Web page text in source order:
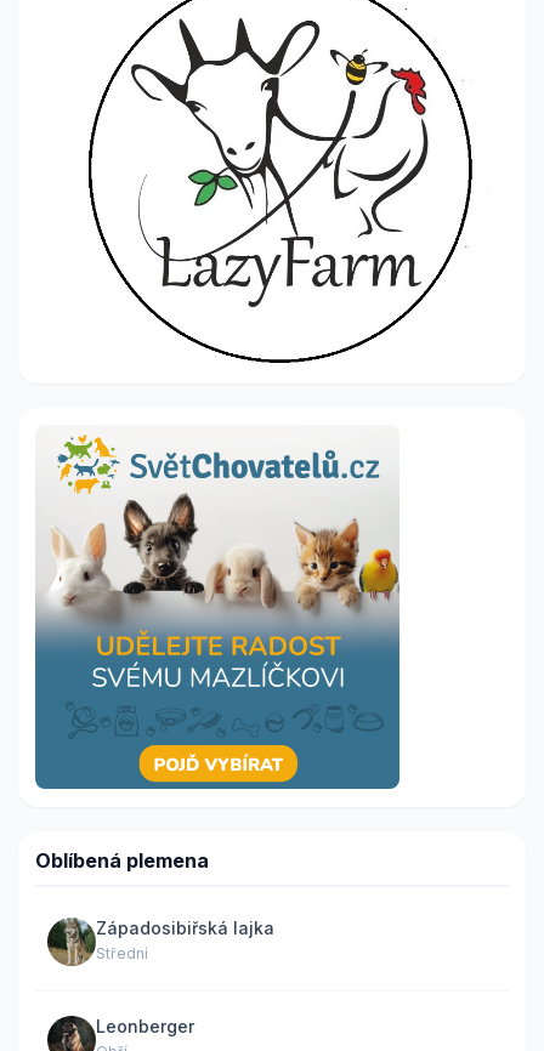
Oblíbená plemena
Západosibiřská lajka
Střední
Leonberger